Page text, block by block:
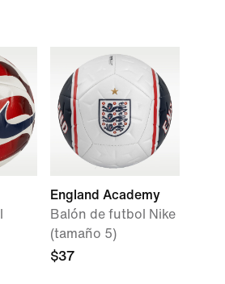
England Academy
Balón de futbol Nike
(tamaño 5)
$37